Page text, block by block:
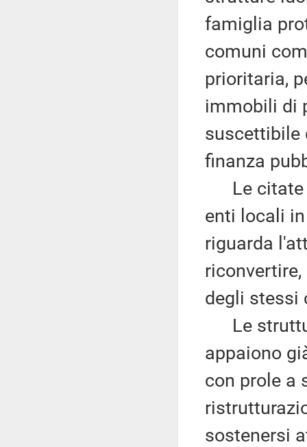
famiglia
comuni
prioritaria,
immobili di
suscettibile
finanza
Le citate
enti locali
riguarda
degli stessi
Le
appaiono
con prole a
sostenersi